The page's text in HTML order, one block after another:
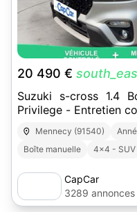
20 490 €
Suzuki s-cross 1.4
Privilege - Entretien
Mennecy (91540)
Boîte manuelle
4x4 - SUV
CapCar
3289 annonces